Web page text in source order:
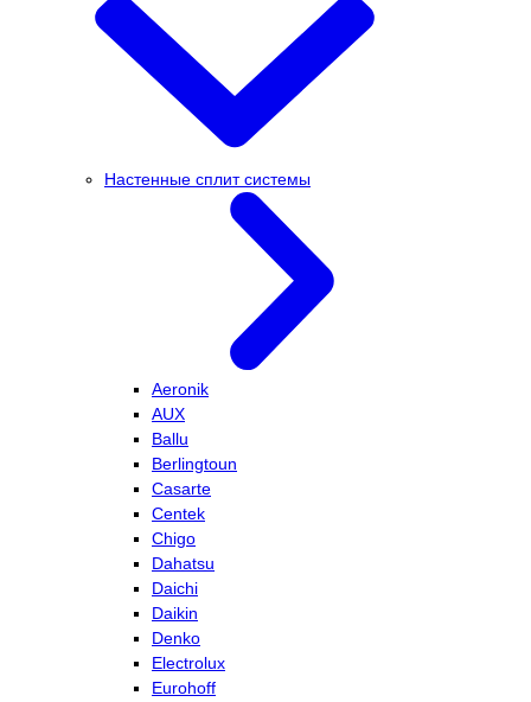
Настенные сплит системы
Aeronik
AUX
Ballu
Berlingtoun
Casarte
Centek
Chigo
Dahatsu
Daichi
Daikin
Denko
Electrolux
Eurohoff